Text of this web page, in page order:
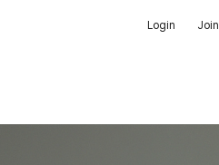
Login Join